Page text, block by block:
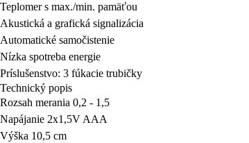
Teplomer s max./min. pamäťou
Akustická a grafická signalizácia
Automatické samočistenie
Nízka spotreba energie
Príslušenstvo: 3 fúkacie trubičky
Technický popis
Rozsah merania 0,2 - 1,5
Napájanie 2x1,5V AAA
Výška 10,5 cm